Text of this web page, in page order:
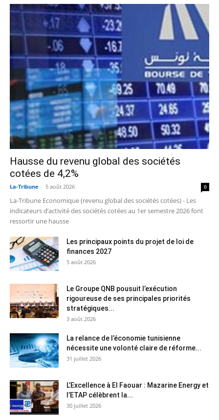
Hausse du revenu global des sociétés
cotées de 4,2%
La-Tribune - 5 août 2026 0
La-Tribune Economique (revenu global des sociétés cotées) - Les
indicateurs d’activité des sociétés cotées au 1er semestre 2026 font
ressortir une hausse
Les principaux points du projet de loi de
finances 2027
5 août 2026
Le Groupe QNB pousuit l’exécution
rigoureuse de ses principales priorités
stratégiques...
3 août 2026
La relance de l’économie tunisienne
nécessite une volonté claire de réforme...
31 juillet 2026
L’Excellence à El Faouar : Mazarine Energy et
l’ETAP célèbrent la...
30 juillet 2026